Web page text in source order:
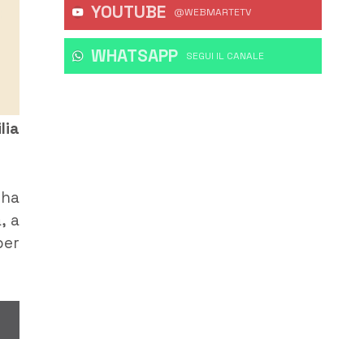
a
YOUTUBE @WEBMARTETV
WHATSAPP ‎SEGUI IL CANALE